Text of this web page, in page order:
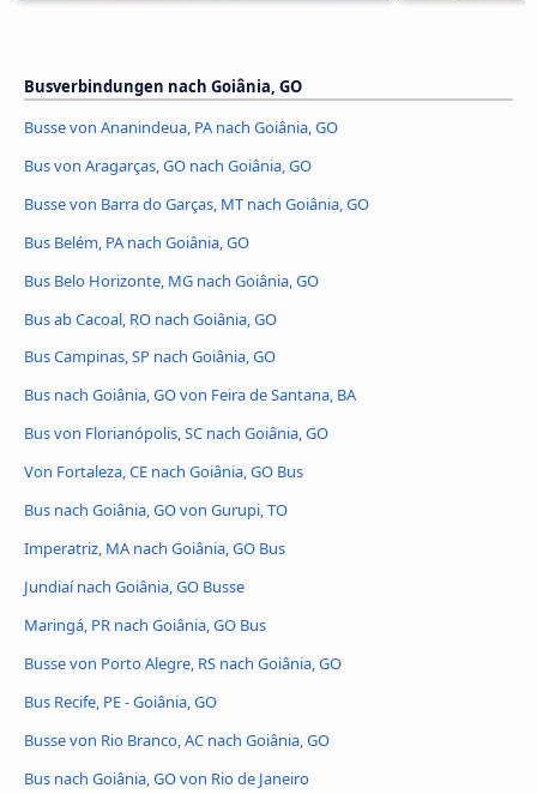
Busverbindungen nach Goiânia, GO
Busse von Ananindeua, PA nach Goiânia, GO
Bus von Aragarças, GO nach Goiânia, GO
Busse von Barra do Garças, MT nach Goiânia, GO
Bus Belém, PA nach Goiânia, GO
Bus Belo Horizonte, MG nach Goiânia, GO
Bus ab Cacoal, RO nach Goiânia, GO
Bus Campinas, SP nach Goiânia, GO
Bus nach Goiânia, GO von Feira de Santana, BA
Bus von Florianópolis, SC nach Goiânia, GO
Von Fortaleza, CE nach Goiânia, GO Bus
Bus nach Goiânia, GO von Gurupi, TO
Imperatriz, MA nach Goiânia, GO Bus
Jundiaí nach Goiânia, GO Busse
Maringá, PR nach Goiânia, GO Bus
Busse von Porto Alegre, RS nach Goiânia, GO
Bus Recife, PE - Goiânia, GO
Busse von Rio Branco, AC nach Goiânia, GO
Bus nach Goiânia, GO von Rio de Janeiro